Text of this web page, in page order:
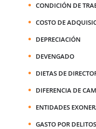
CONDICIÓN DE
COSTO DE
DEPRECIACIÓN
DEVENGADO
DIETAS DE
DIFERENCIA DE
ENTIDADES
GASTO POR DELITOS